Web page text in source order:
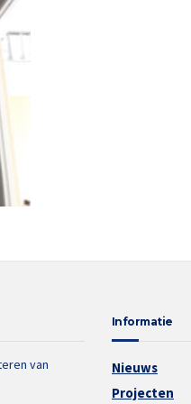
van
Informatie
Nieuws
Projecten